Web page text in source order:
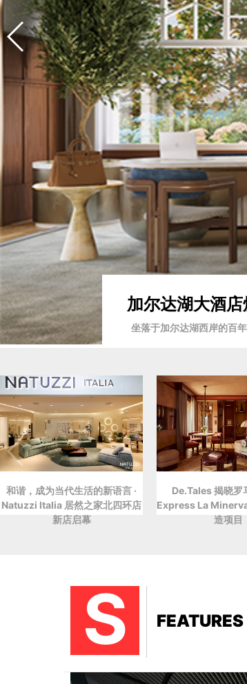
加尔达湖大酒
坐落于加尔达湖西岸的
和谐，成为当代生活的新语言 ·
Natuzzi Italia 居然之家北四环店
新店启幕
De.Tales 揭晓
Express La
造项目
S